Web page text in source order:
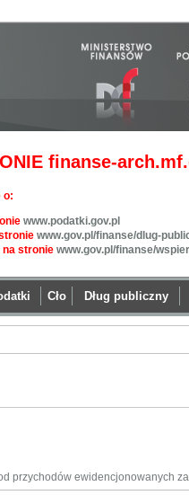
finanse-
o:
www.podatki.gov.pl
www.gov.pl/finanse/dlug-
na stronie www.gov.pl/finanse/
Cło Dług publiczny
przychodów ewidencjonowanych